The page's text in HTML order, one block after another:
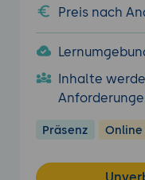
Preis nach
Inhalte
Präsenz Online